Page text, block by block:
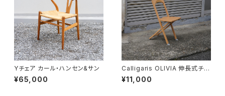
Yチェア カール・ハンセン&サン
¥65,000
Calligaris OLIVIA 伸長式チェ
ア
¥11,000